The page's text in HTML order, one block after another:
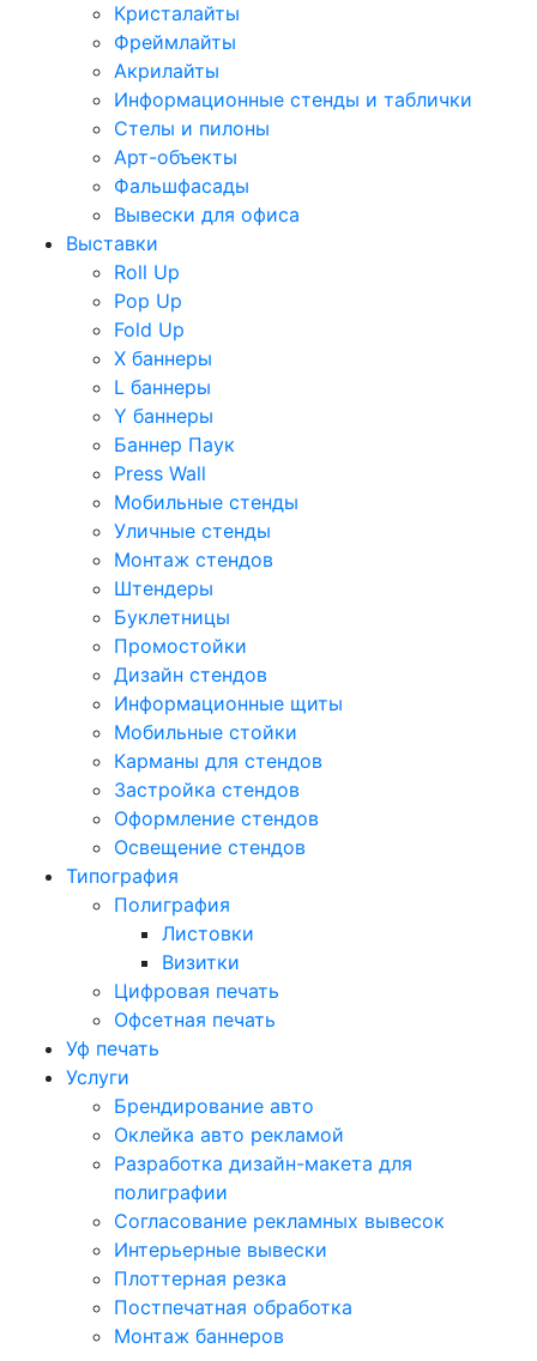
Кристалайты
Фреймлайты
Акрилайты
Информационные стенды и таблички
Стелы и пилоны
Арт-объекты
Фальшфасады
Вывески для офиса
Выставки
Roll Up
Pop Up
Fold Up
Х баннеры
L баннеры
Y баннеры
Баннер Паук
Press Wall
Мобильные стенды
Уличные стенды
Монтаж стендов
Штендеры
Буклетницы
Промостойки
Дизайн стендов
Информационные щиты
Мобильные стойки
Карманы для стендов
Застройка стендов
Оформление стендов
Освещение стендов
Типография
Полиграфия
Листовки
Визитки
Цифровая печать
Офсетная печать
Уф печать
Услуги
Брендирование авто
Оклейка авто рекламой
Разработка дизайн-макета для
полиграфии
Согласование рекламных вывесок
Интерьерные вывески
Плоттерная резка
Постпечатная обработка
Монтаж баннеров